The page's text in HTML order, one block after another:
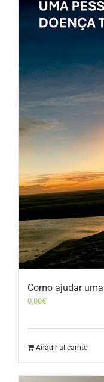
Como ajudar
0,00€
Añadir al carrito